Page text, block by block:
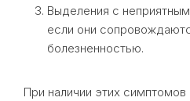
Выделения с
если они
болезненностью.
При наличии этих